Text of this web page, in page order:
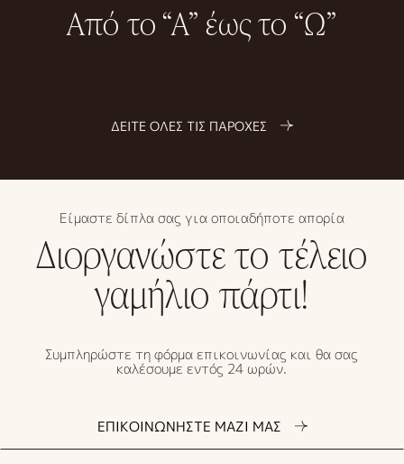
Από το “Α” έως το “Ω”
ΔΕΙΤΕ ΟΛΕΣ ΤΙΣ ΠΑΡΟΧΕΣ
Είμαστε δίπλα σας για οποιαδήποτε απορία
Διοργανώστε το τέλειο
γαμήλιο πάρτι!
Συμπληρώστε τη φόρμα επικοινωνίας και θα σας
καλέσουμε εντός 24 ωρών.
ΕΠΙΚΟΙΝΩΝΗΣΤΕ ΜΑΖΙ ΜΑΣ